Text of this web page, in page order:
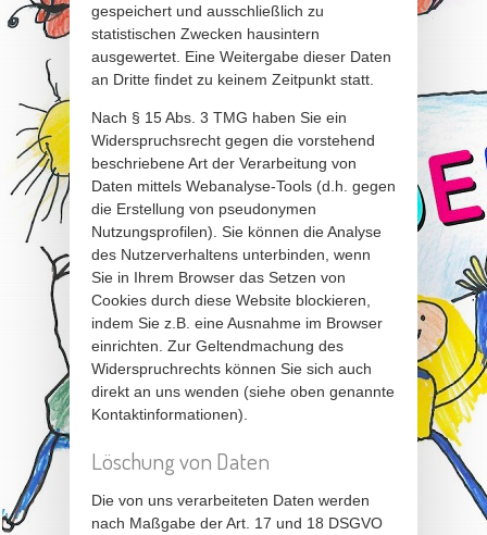
gespeichert und ausschließlich zu
statistischen Zwecken hausintern
ausgewertet. Eine Weitergabe dieser Daten
an Dritte findet zu keinem Zeitpunkt statt.
Nach § 15 Abs. 3 TMG haben Sie ein
Widerspruchsrecht gegen die vorstehend
beschriebene Art der Verarbeitung von
Daten mittels Webanalyse-Tools (d.h. gegen
die Erstellung von pseudonymen
Nutzungsprofilen). Sie können die Analyse
des Nutzerverhaltens unterbinden, wenn
Sie in Ihrem Browser das Setzen von
Cookies durch diese Website blockieren,
indem Sie z.B. eine Ausnahme im Browser
einrichten. Zur Geltendmachung des
Widerspruchrechts können Sie sich auch
direkt an uns wenden (siehe oben genannte
Kontaktinformationen).
Löschung von Daten
Die von uns verarbeiteten Daten werden
nach Maßgabe der Art. 17 und 18 DSGVO